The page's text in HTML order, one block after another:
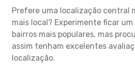
Prefere uma localização central
mais local? Experimente ficar
bairros mais populares, mas
assim tenham excelentes
localização.